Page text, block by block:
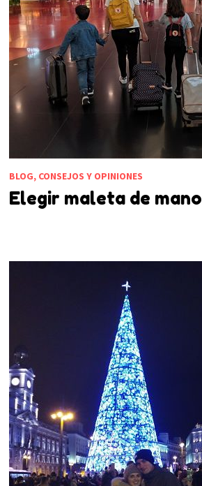
BLOG, CONSEJOS Y OPINIONES
Elegir maleta de mano